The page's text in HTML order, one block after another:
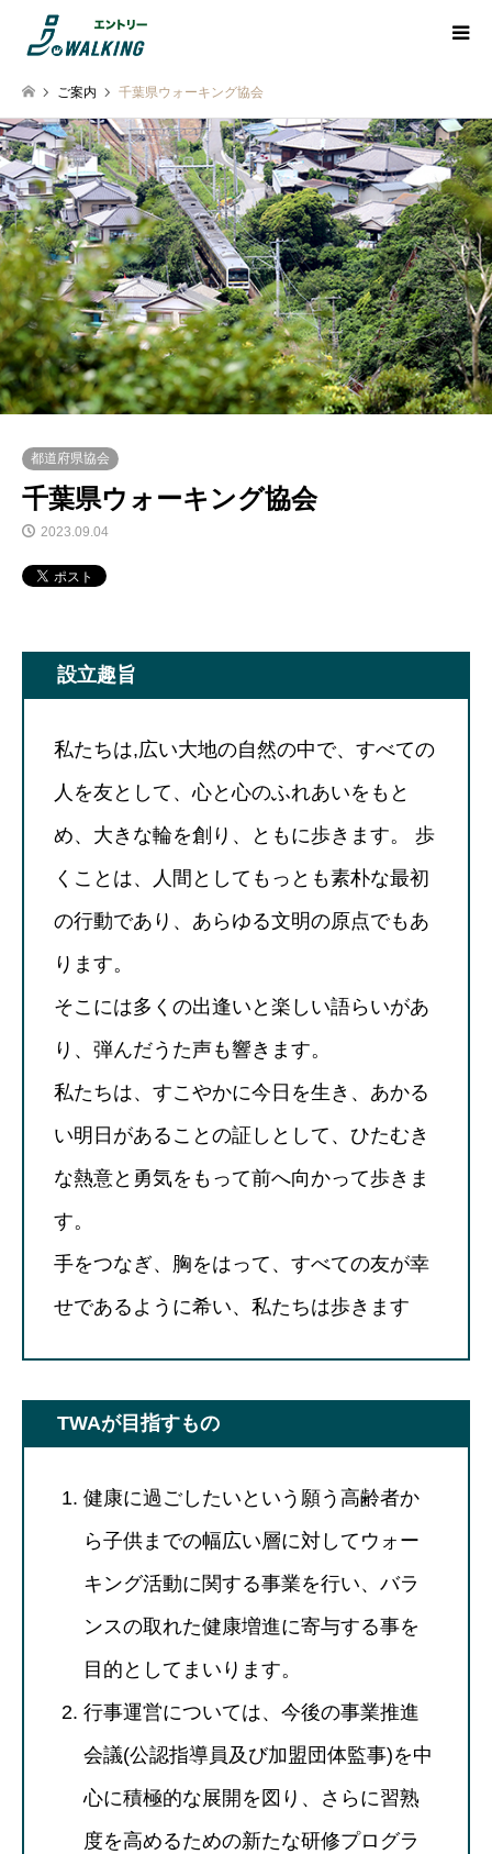
ご案内 千葉県ウォーキング協会
都道府県協会
千葉県ウォーキング協会
2023.09.04
設立趣旨
私たちは,広い大地の自然の中で、すべての
人を友として、心と心のふれあいをもと
め、大きな輪を創り、ともに歩きます。 歩
くことは、人間としてもっとも素朴な最初
の行動であり、あらゆる文明の原点でもあ
ります。
そこには多くの出逢いと楽しい語らいがあ
り、弾んだうた声も響きます。
私たちは、すこやかに今日を生き、あかる
い明日があることの証しとして、ひたむき
な熱意と勇気をもって前へ向かって歩きま
す。
手をつなぎ、胸をはって、すべての友が幸
せであるように希い、私たちは歩きます
TWAが目指すもの
健康に過ごしたいという願う高齢者か
ら子供までの幅広い層に対してウォー
キング活動に関する事業を行い、バラ
ンスの取れた健康増進に寄与する事を
目的としてまいります。
行事運営については、今後の事業推進
会議(公認指導員及び加盟団体監事)を中
心に積極的な展開を図り、さらに習熟
度を高めるための新たな研修プログラ